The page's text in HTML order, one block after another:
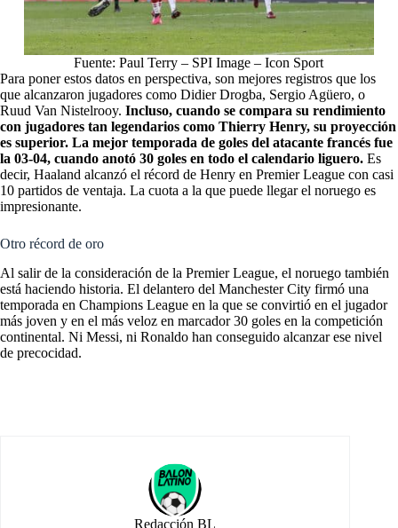
Fuente: Paul Terry – SPI Image – Icon Sport
Para poner estos datos en perspectiva, son mejores registros que los
que alcanzaron jugadores como Didier Drogba, Sergio Agüero, o
Ruud Van Nistelrooy. Incluso, cuando se compara su rendimiento
con jugadores tan legendarios como Thierry Henry, su proyección
es superior. La mejor temporada de goles del atacante francés fue
la 03-04, cuando anotó 30 goles en todo el calendario liguero. Es
decir, Haaland alcanzó el récord de Henry en Premier League con casi
10 partidos de ventaja. La cuota a la que puede llegar el noruego es
impresionante.
Otro récord de oro
Al salir de la consideración de la Premier League, el noruego también
está haciendo historia. El delantero del Manchester City firmó una
temporada en Champions League en la que se convirtió en el jugador
más joven y en el más veloz en marcador 30 goles en la competición
continental. Ni Messi, ni Ronaldo han conseguido alcanzar ese nivel
de precocidad.
Redacción BL